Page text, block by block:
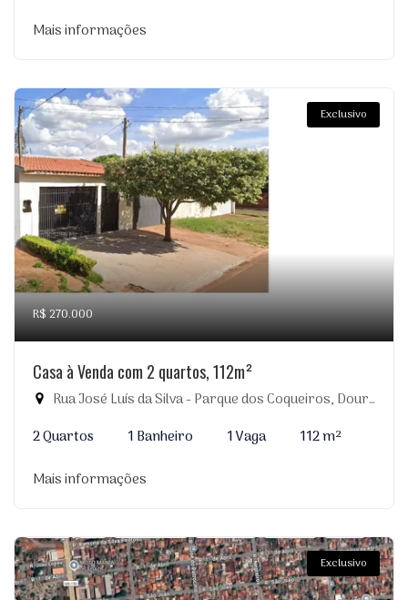
Mais informações
Exclusivo
R$ 270.000
Casa à Venda com 2 quartos, 112m²
Rua José Luís da Silva - Parque dos Coqueiros, Dourados-MS
2 Quartos
1 Banheiro 1 Vaga
112 m²
Mais informações
Exclusivo